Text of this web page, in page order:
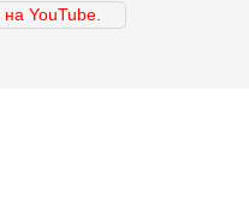
YouTube.